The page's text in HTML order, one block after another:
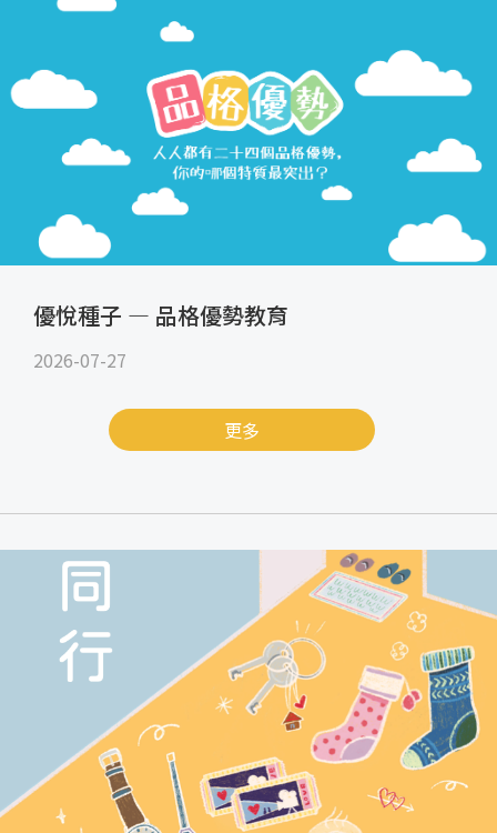
優悅種子 — 品格優勢教育
2026-07-27
更多